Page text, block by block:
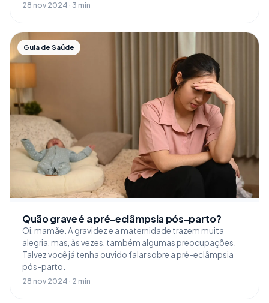
28 nov 2024 · 3 min
Guia de Saúde
Quão grave é a pré-eclâmpsia pós-parto?
Oi, mamãe. A gravidez e a maternidade trazem muita
alegria, mas, às vezes, também algumas preocupações.
Talvez você já tenha ouvido falar sobre a pré-eclâmpsia
pós-parto.
28 nov 2024 · 2 min